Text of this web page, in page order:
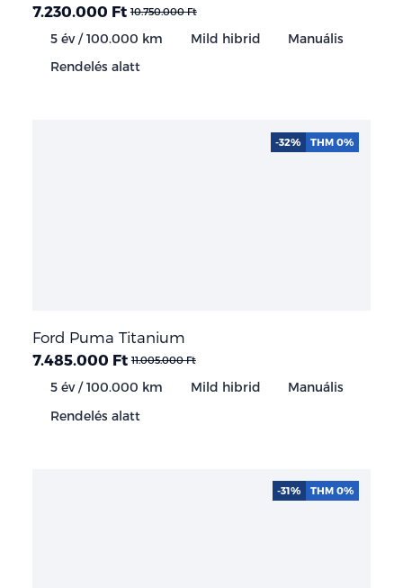
7.230.000 Ft 10.750.000 Ft
5 év / 100.000 km Mild hibrid
Manuális
Rendelés alatt
Ford Puma Titanium
7.485.000 Ft 11.005.000 Ft
5 év / 100.000 km Mild hibrid
Manuális
Rendelés alatt
-32% THM 0%
-31% THM 0%